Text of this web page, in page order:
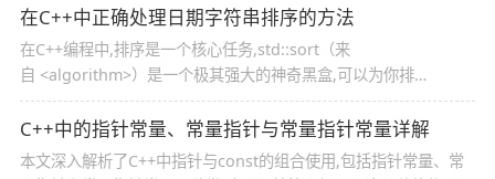
在C++中正确处理日期字符串排序的方法
在C++编程中,排序是一个核心任务,std::sort（来
自 <algorithm>）是一个极其强大的神奇黑盒,可以为你排
序 vector,本文给大家介绍了在C++中正确处理日期字符串排序的方
法,需要的朋友可以参考下
C++中的指针常量、常量指针与常量指针常量详解
本文深入解析了C++中指针与const的组合使用,包括指针常量、常